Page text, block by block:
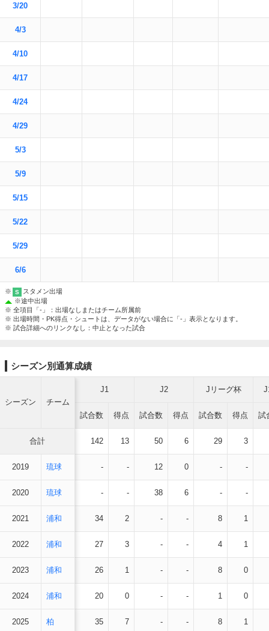
3/20
4/3
4/10
4/17
4/24
4/29
5/3
5/9
5/15
5/22
5/29
6/6
※ S
スタメン出場
※途中出場
※ 全項目「-」：出場なしまたはチーム所属前
※ 出場時間・PK得点・シュートは、データがない場合に「-」表示となります。
※ 試合詳細へのリンクなし：中止となった試合
シーズン別通算成績
シーズン チーム
J1 J2 Jリーグ杯
試合数 得点 試合数 得点 試合数 得点 試
合計 142 13 50 6 29 3
2019 琉球 - - 12 0 - -
2020 琉球 - - 38 6 - -
2021 浦和 34 2 - - 8 1
2022 浦和 27 3 - - 4 1
2023 浦和 26 1 - - 8 0
2024 浦和 20 0 - - 1 0
2025 柏 35 7 - - 8 1